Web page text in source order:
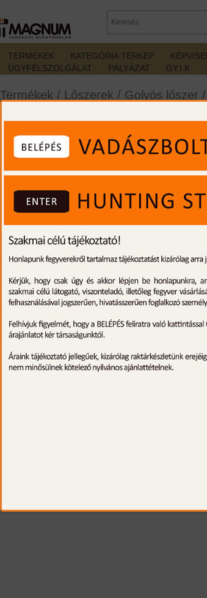
TERMÉKEK KATEGÓRIA TÉRKÉP
ÜGYFÉLSZOLGÁLAT
PÁLYÁZAT GY.I.K
Termékek / Lőszerek / Golyós lőszer /
270Win Copper 130gr 8,4g